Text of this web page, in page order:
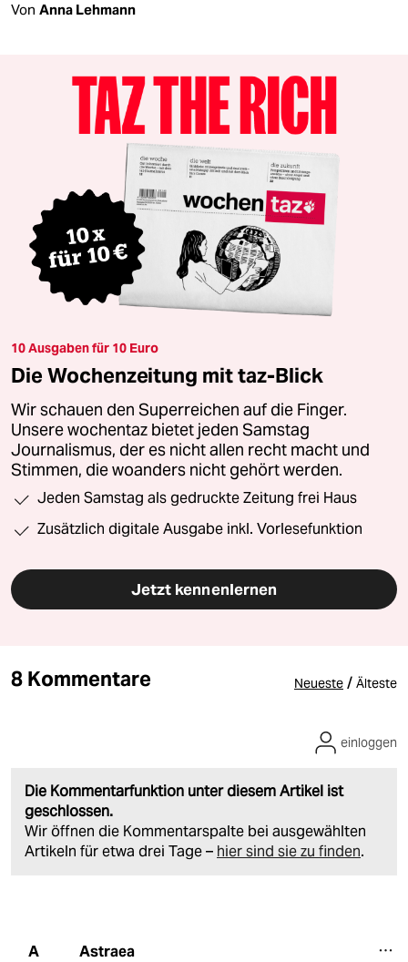
Von Anna Lehmann
10 Ausgaben für 10 Euro
Die Wochenzeitung mit taz-Blick
Wir schauen den Superreichen auf die Finger.
Unsere wochentaz bietet jeden Samstag
Journalismus, der es nicht allen recht macht und
Stimmen, die woanders nicht gehört werden.
Jeden Samstag als gedruckte Zeitung frei Haus
Zusätzlich digitale Ausgabe inkl. Vorlesefunktion
Jetzt kennenlernen
8 Kommentare Neueste / Älteste
Die Kommentarfunktion unter diesem Artikel ist
geschlossen.
Wir öffnen die Kommentarspalte bei ausgewählten
Artikeln für etwa drei Tage – hier sind sie zu finden.
einloggen
A Astraea